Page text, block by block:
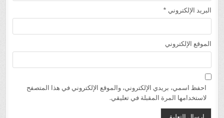
البريد الإلكتروني *
الموقع الإلكتروني
احفظ اسمي، بريدي الإلكتروني، والموقع الإلكتروني في هذا المتصفح
لاستخدامها المرة المقبلة في تعليقي.